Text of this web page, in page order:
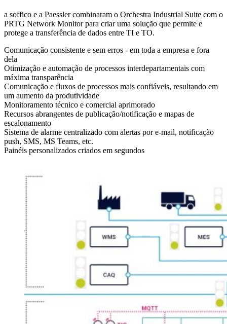
a soffico e a Paessler combinaram o Orchestra Industrial Suite com o
PRTG Network Monitor para criar uma solução que permite e
protege a transferência de dados entre TI e TO.
Comunicação consistente e sem erros - em toda a empresa e fora
dela
Otimização e automação de processos interdepartamentais com
máxima transparência
Comunicação e fluxos de processos mais confiáveis, resultando em
um aumento da produtividade
Monitoramento técnico e comercial aprimorado
Recursos abrangentes de publicação/notificação e mapas de
escalonamento
Sistema de alarme centralizado com alertas por e-mail, notificação
push, SMS, MS Teams, etc.
Painéis personalizados criados em segundos